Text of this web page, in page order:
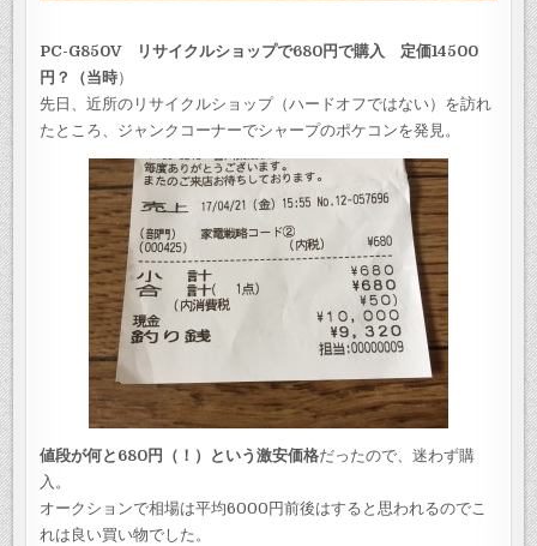
PC-G850V
リサイクルショップで680円で購入 定価14500
円？（当時）
先日、近所のリサイクルショップ（ハードオフではない）を訪れ
たところ、ジャンクコーナーでシャープのポケコンを発見。
値段が何と680円（！）という激安価格だったので、迷わず購
入。
オークションで相場は平均6000円前後はすると思われるのでこ
れは良い買い物でした。